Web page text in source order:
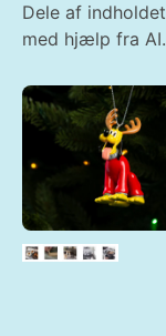
Dele af
med hjælp fra AI.